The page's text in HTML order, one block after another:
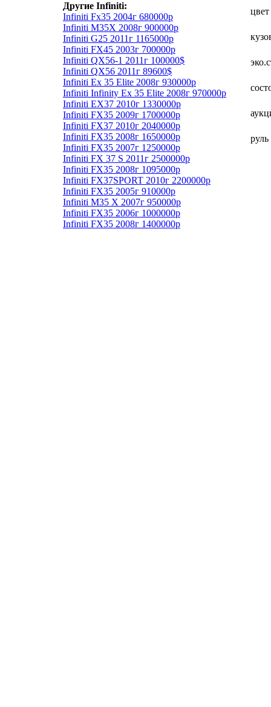
Другие Infiniti:
Infiniti Fx35 2004г 680000р
Infiniti M35X 2008г 900000р
Infiniti G25 2011г 1165000р
Infiniti FX45 2003г 700000р
Infiniti QX56-1 2011г 100000$
Infiniti QX56 2011г 89600$
Infiniti Ex 35 Elite 2008г 930000р
Infiniti Infinity Ex 35 Elite 2008г 970000р
Infiniti EX37 2010г 1330000р
Infiniti FX35 2009г 1700000р
Infiniti FX37 2010г 2040000р
Infiniti FX35 2008г 1650000р
Infiniti FX35 2007г 1250000р
Infiniti FX 37 S 2011г 2500000р
Infiniti FX35 2008г 1095000р
Infiniti FX37SPORT 2010г 2200000р
Infiniti FX35 2005г 910000р
Infiniti М35 X 2007г 950000р
Infiniti FX35 2006г 1000000р
Infiniti FX35 2008г 1400000р
цвет
руль